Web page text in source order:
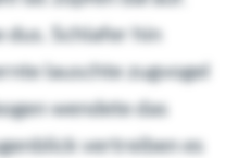
dus. Schlafer hin
lauschte zugvogel
wendete das
vertreiben es